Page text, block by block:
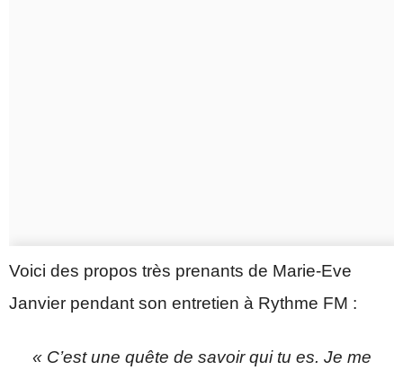
Voici des propos très prenants de Marie-Eve
Janvier pendant son entretien à Rythme FM :
« C’est une quête de savoir qui tu es. Je me